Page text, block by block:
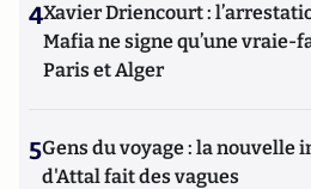
4Xavier Driencourt :
Mafia ne signe qu’une vraie-
Paris et Alger
5Gens du voyage : la nouvelle
d'Attal fait des vagues